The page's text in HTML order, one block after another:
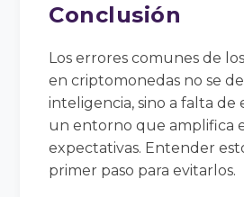
Conclusión
Los errores comunes de
en criptomonedas no se
inteligencia, sino a falta de
un entorno que amplifica
expectativas. Entender
primer paso para evitarlos.